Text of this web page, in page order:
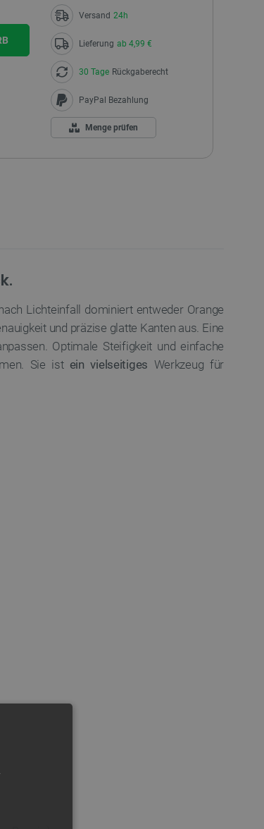
Versand 24h
Lieferung ab 4,99 €
30 Tage Rückgaberecht
PayPal Bezahlung
Menge prüfen
Lichteinfall dominiert entweder Orange
und präzise glatte Kanten aus. Eine
Optimale Steifigkeit und einfache
Sie ist ein vielseitiges Werkzeug für